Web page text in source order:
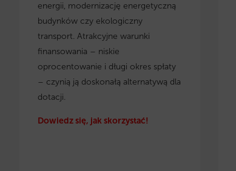
energii, modernizację energetyczną
budynków czy ekologiczny
transport. Atrakcyjne warunki
finansowania – niskie
oprocentowanie i długi okres spłaty
– czynią ją doskonałą alternatywą dla
dotacji.
Dowiedz się, jak skorzystać!